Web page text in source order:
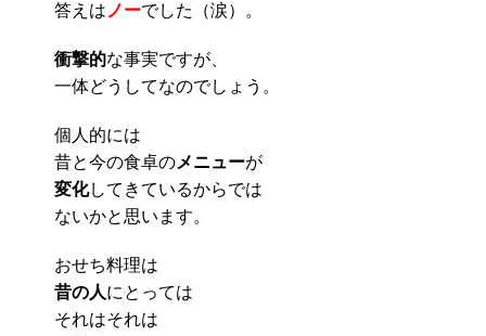
答えは ノーでした（涙）。
衝撃的な事実ですが、
一体どうしてなのでしょう。
個人的には
昔と今の食卓のメニューが
変化してきているからでは
ないかと思います。
おせち料理は
昔の人にとっては
それはそれは